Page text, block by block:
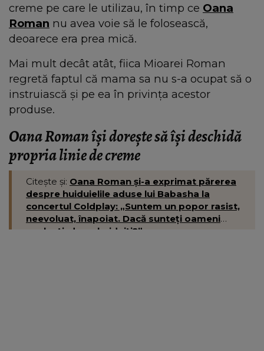
creme pe care le utilizau, în timp ce Oana
Roman nu avea voie să le folosească,
deoarece era prea mică.
Mai mult decât atât, fiica Mioarei Roman
regretă faptul că mama sa nu s-a ocupat să o
instruiască și pe ea în privința acestor
produse.
Oana Roman își dorește să își deschidă
propria linie de creme
Citește și: Oana Roman și-a exprimat părerea
despre huiduielile aduse lui Babasha la
concertul Coldplay: „Suntem un popor rasist,
neevoluat, înapoiat. Dacă sunteți oameni
evoluați, de ce huiduiți?”